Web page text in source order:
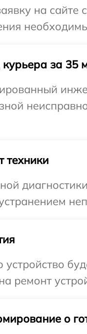
на
за 35
техники
устройство
ремонт
о